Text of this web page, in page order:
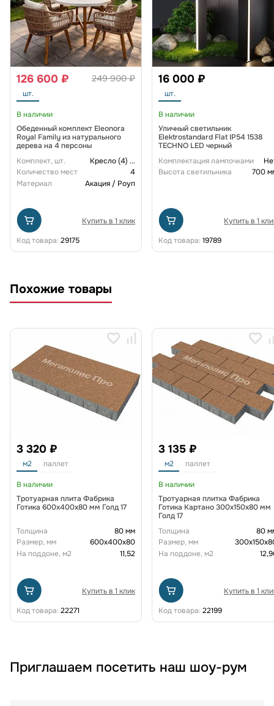
249 900 ₽
126 600 ₽
шт.
В наличии
Обеденный комплект Eleonora
Royal Family из натурального
дерева на 4 персоны
Комплект, шт.
Кресло (4) ...
Количество мест
4
Материал
Акация / Роуп
Купить в 1 клик
Код товара: 29175
16 000 ₽
шт.
В наличии
Уличный светильник
Elektrostandard Flat IP54 1538
TECHNO LED черный
Комплектация лампочками
Высота светильника
700
Купить в 1
Код товара: 19789
Похожие товары
3 320 ₽
м2 паллет
В наличии
Тротуарная плита Фабрика
Готика 600х400х80 мм Голд 17
Толщина
80 мм
Размер, мм
600х400х80
На поддоне, м2
11,52
Купить в 1 клик
Код товара: 22271
3 135 ₽
м2 паллет
В наличии
Тротуарная плитка Фабрика
Готика Картано 300х150х80 мм
Голд 17
Толщина
80
Размер, мм
На поддоне, м2
Купить в 1
Код товара: 22199
Приглашаем посетить наш шоу-рум